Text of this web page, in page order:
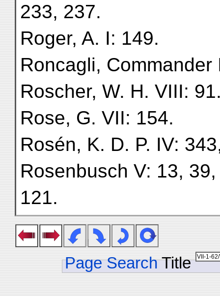
233, 237.
Roger, A. I: 149.
Roncagli, Commander
Roscher, W. H. VIII:
Rose, G. VII: 154.
Rosén, K. D. P. IV:
Rosenbusch V: 13,
121.
Page Search Title